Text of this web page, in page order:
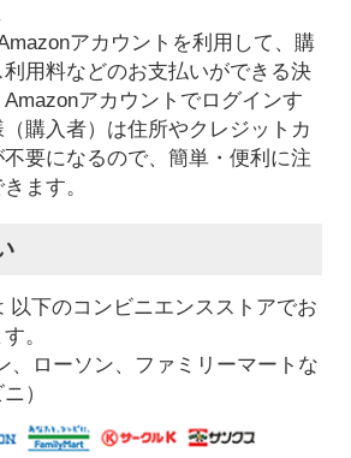
アカウントを利用して、購
用料などのお支払いができる決
アカウントでログインす
購入者）は住所やクレジットカ
要になるので、簡単・便利に注
ます。
以下のコンビニエンスストアでお
。
、ローソン、ファミリーマートな
）